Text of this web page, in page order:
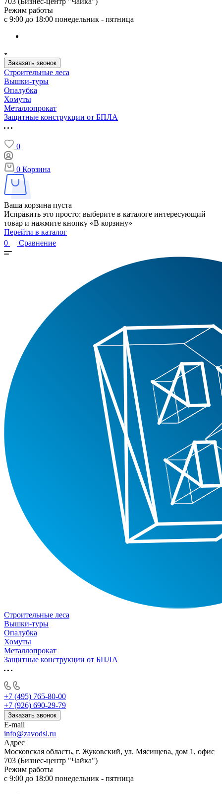
Режим работы
с 9:00 до 18:00 понедельник - пятница
Заказать звонок
Строительные леса
Вышки-туры
Опалубка
Хомуты
Металлопрокат
Защитные конструкции от БПЛА
0
0 Корзина
Ваша корзина пуста
Исправить это просто: выберите в каталоге интересующий
товар и нажмите кнопку «В корзину»
Перейти в каталог
0
Сравнение
Строительные леса
Вышки-туры
Опалубка
Хомуты
Металлопрокат
Защитные конструкции от БПЛА
+7 (495) 765-80-00
+7 (926) 690-29-79
Заказать звонок
E-mail
info@zavodsl.ru
Адрес
Московская область, г. Жуковский, ул. Мясищева, дом 1, офис
703 (Бизнес-центр "Чайка")
Режим работы
с 9:00 до 18:00 понедельник - пятница